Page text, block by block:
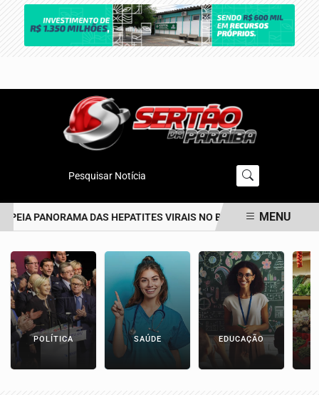
Pesquisar Notícia
PANORAMA DAS HEPATITES VIRAIS NO BRASIL NOS ÚLTIMOS
MENU
POLÍTICA SAÚDE EDUCAÇÃO